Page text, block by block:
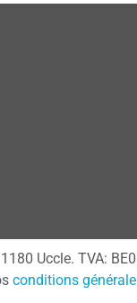
Uccle. TVA:
conditions